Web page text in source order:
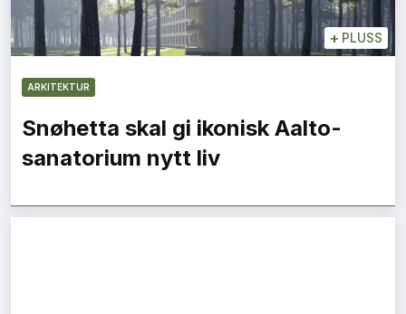
+ PLUSS
ARKITEKTUR
Snøhetta skal gi ikonisk Aalto-
sanatorium nytt liv